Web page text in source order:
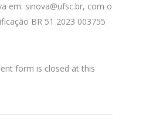
em: sinova@ufsc.br, com o
BR 51 2023 003755
form is closed at this